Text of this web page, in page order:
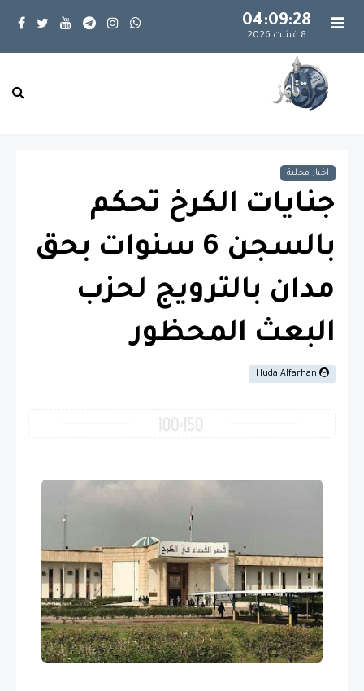
04:09:29
8 غشت 2026
اخبار محلية
جنايات الكرخ تحكم
بالسجن 6 سنوات بحق
مدان بالترويج لحزب
البعث المحظور
Huda Alfarhan